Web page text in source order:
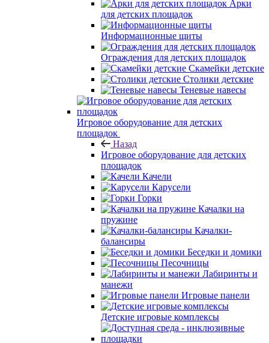
Арки
для детских площадок
Информационные щиты
Ограждения для детских площадок
Скамейки детские
Столики детские
Теневые навесы
Игровое оборудование для детских
площадок
Назад
Игровое оборудование для детских
площадок
Качели
Карусели
Горки
Качалки на
пружине
Качалки-
балансиры
Беседки и домики
Песочницы
Лабиринты и
манежи
Игровые панели
Детские игровые комплексы